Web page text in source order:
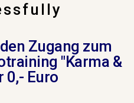
Zugang zum
"Karma &
0,- Euro